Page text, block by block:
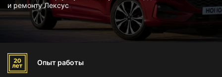
и ремонту Лексус
Опыт работы